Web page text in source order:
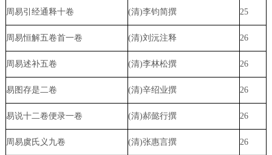
周易引经通释十卷 (清)李钧简撰 25
周易恒解五卷首一卷 (清)刘沅注释 26
周易述补五卷 (清)李林松撰 26
易图存是二卷 (清)辛绍业撰 26
易说十二卷便录一卷 (清)郝懿行撰 26
周易虞氏义九卷 (清)张惠言撰 26